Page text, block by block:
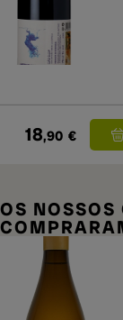
18,90 €
OS